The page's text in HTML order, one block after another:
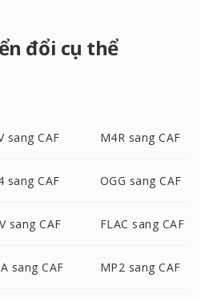
đổi cụ thể
sang CAF M4R sang CAF
sang CAF OGG sang CAF
sang CAF FLAC sang CAF
sang CAF MP2 sang CAF